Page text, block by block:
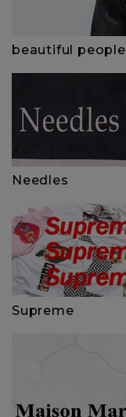
beautiful people
Needles
Supreme